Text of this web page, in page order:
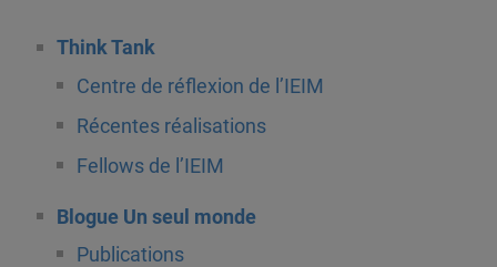
Think Tank
Centre de réflexion de l’IEIM
Récentes réalisations
Fellows de l’IEIM
Blogue Un seul monde
Publications